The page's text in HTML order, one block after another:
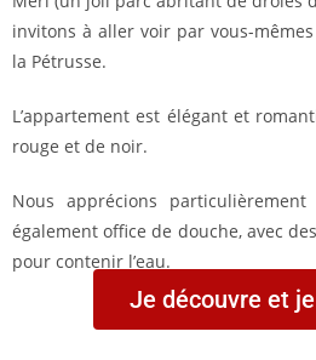
invitons à aller voir par vous-
la Pétrusse.
L’appartement est élégant et
rouge et de noir.
Nous apprécions
également office de douche, avec
pour contenir l’eau.
Je découvre et